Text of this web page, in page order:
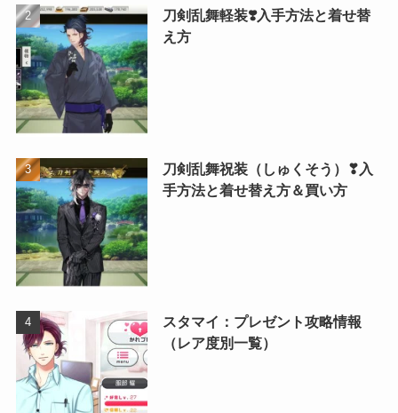
刀剣乱舞軽装❣️入手方法と着せ替
え方
刀剣乱舞祝装（しゅくそう）❣入
手方法と着せ替え方＆買い方
スタマイ：プレゼント攻略情報
（レア度別一覧）